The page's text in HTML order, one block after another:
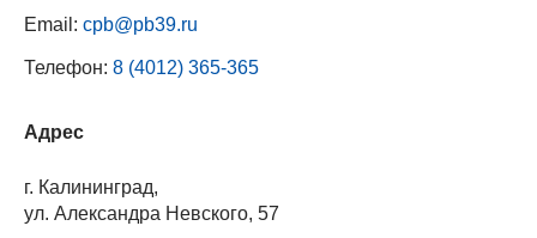
Email: cpb@pb39.ru
Телефон: 8 (4012) 365-365
Адрес
г. Калининград,
ул. Александра Невского, 57